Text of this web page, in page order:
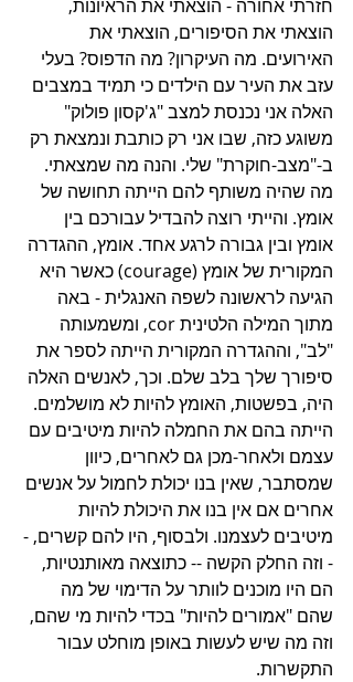
חזרתי אחורה - הוצאתי את הראיונות,
הוצאתי את הסיפורים, הוצאתי את
האירועים. מה העיקרון? מה הדפוס? בעלי
עזב את העיר עם הילדים כי תמיד במצבים
האלה אני נכנסת למצב "ג'קסון פולוק"
משוגע כזה, שבו אני רק כותבת ונמצאת רק
ב-"מצב-חוקרת" שלי. והנה מה שמצאתי.
מה שהיה משותף להם הייתה תחושה של
אומץ. והייתי רוצה להבדיל עבורכם בין
אומץ ובין גבורה לרגע אחד. אומץ, ההגדרה
המקורית של אומץ (courage) כאשר היא
הגיעה לראשונה לשפה האנגלית - באה
מתוך המילה הלטינית cor, ומשמעותה
"לב", וההגדרה המקורית הייתה לספר את
סיפורך שלך בלב שלם. וכך, לאנשים האלה
היה, בפשטות, האומץ להיות לא מושלמים.
הייתה בהם את החמלה להיות מיטיבים עם
עצמם ולאחר-מכן גם לאחרים, כיוון
שמסתבר, שאין בנו יכולת לחמול על אנשים
אחרים אם אין בנו את היכולת להיות
מיטיבים לעצמנו. ולבסוף, היו להם קשרים, -
- וזה החלק הקשה -- כתוצאה מאותנטיות,
הם היו מוכנים לוותר על הדימוי של מה
שהם "אמורים להיות" בכדי להיות מי שהם,
וזה מה שיש לעשות באופן מוחלט עבור
התקשרות.